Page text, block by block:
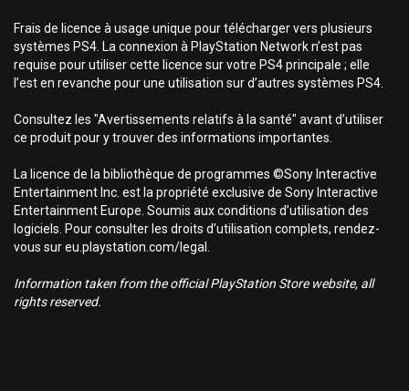
Frais de licence à usage unique pour télécharger vers plusieurs
systèmes PS4. La connexion à PlayStation Network n’est pas
requise pour utiliser cette licence sur votre PS4 principale ; elle
l’est en revanche pour une utilisation sur d’autres systèmes PS4.
Consultez les "Avertissements relatifs à la santé" avant d’utiliser
ce produit pour y trouver des informations importantes.
La licence de la bibliothèque de programmes ©Sony Interactive
Entertainment Inc. est la propriété exclusive de Sony Interactive
Entertainment Europe. Soumis aux conditions d’utilisation des
logiciels. Pour consulter les droits d’utilisation complets, rendez-
vous sur eu.playstation.com/legal.
Information taken from the official PlayStation Store website, all
rights reserved.